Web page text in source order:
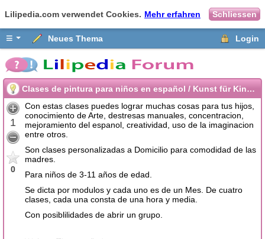
Lilipedia.com verwendet Cookies. Mehr erfahren Schliessen
≡ Neues Thema Login
Clases de pintura para niños en español / Kunst für Kinder auf Spanisch
1
0
Con estas clases puedes lograr muchas cosas para tus hijos,
conocimiento de Arte, destresas manuales, concentracion,
mejoramiento del espanol, creatividad, uso de la imaginacion
entre otros.
Son clases personalizadas a Domicilio para comodidad de las
madres.
Para niños de 3-11 años de edad.
Se dicta por modulos y cada uno es de un Mes. De cuatro
clases, cada una consta de una hora y media.
Con posiblilidades de abrir un grupo.